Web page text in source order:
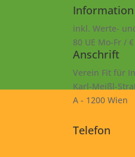
Information
inkl. Werte-
80 UE Mo-Fr /
Anschrift
Verein Fit für
Karl-Meißl-
A - 1200 Wien
Telefon